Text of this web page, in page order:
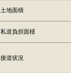
土地面積
私道負担面積
接道状況